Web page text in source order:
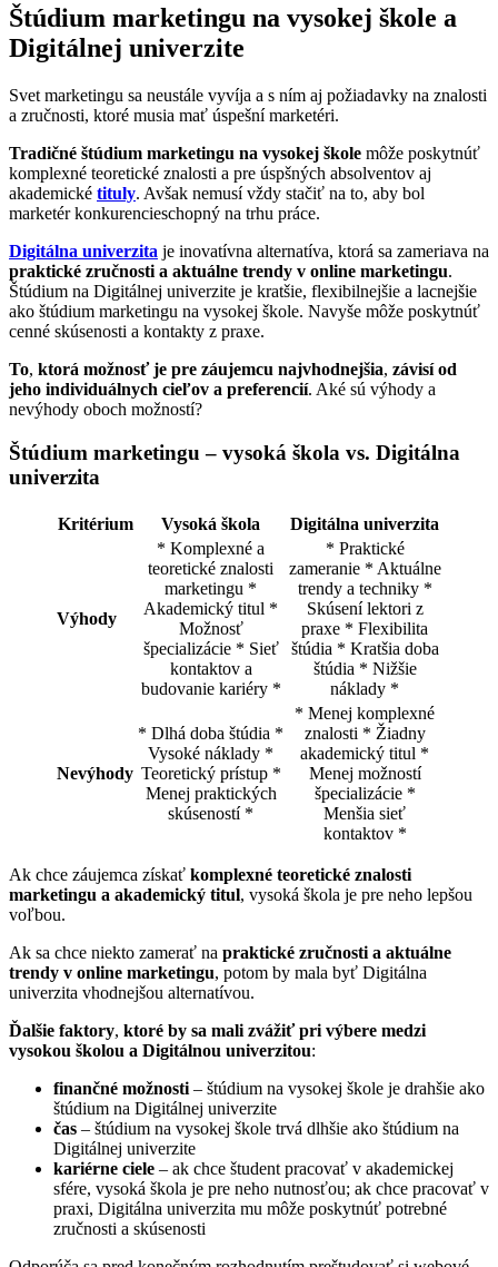
Štúdium marketingu na vysokej škole a
Digitálnej univerzite
Svet marketingu sa neustále vyvíja a s ním aj požiadavky na znalosti
a zručnosti, ktoré musia mať úspešní marketéri.
Tradičné štúdium marketingu na vysokej škole môže poskytnúť
komplexné teoretické znalosti a pre úspšných absolventov aj
akademické tituly. Avšak nemusí vždy stačiť na to, aby bol
marketér konkurencieschopný na trhu práce.
Digitálna univerzita je inovatívna alternatíva, ktorá sa zameriava na
praktické zručnosti a aktuálne trendy v online marketingu.
Štúdium na Digitálnej univerzite je kratšie, flexibilnejšie a lacnejšie
ako štúdium marketingu na vysokej škole. Navyše môže poskytnúť
cenné skúsenosti a kontakty z praxe.
To, ktorá možnosť je pre záujemcu najvhodnejšia, závisí od
jeho individuálnych cieľov a preferencií. Aké sú výhody a
nevýhody oboch možností?
Štúdium marketingu – vysoká škola vs. Digitálna
univerzita
Kritérium Vysoká škola Digitálna univerzita
Výhody
* Komplexné a
teoretické znalosti
marketingu *
Akademický titul *
Možnosť
špecializácie * Sieť
kontaktov a
budovanie kariéry *
* Praktické
zameranie * Aktuálne
trendy a techniky *
Skúsení lektori z
praxe * Flexibilita
štúdia * Kratšia doba
štúdia * Nižšie
náklady *
Nevýhody
* Dlhá doba štúdia *
Vysoké náklady *
Teoretický prístup *
Menej praktických
skúseností *
* Menej komplexné
znalosti * Žiadny
akademický titul *
Menej možností
špecializácie *
Menšia sieť
kontaktov *
Ak chce záujemca získať komplexné teoretické znalosti
marketingu a akademický titul, vysoká škola je pre neho lepšou
voľbou.
Ak sa chce niekto zamerať na praktické zručnosti a aktuálne
trendy v online marketingu, potom by mala byť Digitálna
univerzita vhodnejšou alternatívou.
Ďalšie faktory, ktoré by sa mali zvážiť pri výbere medzi
vysokou školou a Digitálnou univerzitou:
finančné možnosti – štúdium na vysokej škole je drahšie ako
štúdium na Digitálnej univerzite
čas – štúdium na vysokej škole trvá dlhšie ako štúdium na
Digitálnej univerzite
kariérne ciele – ak chce študent pracovať v akademickej
sfére, vysoká škola je pre neho nutnosťou; ak chce pracovať v
praxi, Digitálna univerzita mu môže poskytnúť potrebné
zručnosti a skúsenosti